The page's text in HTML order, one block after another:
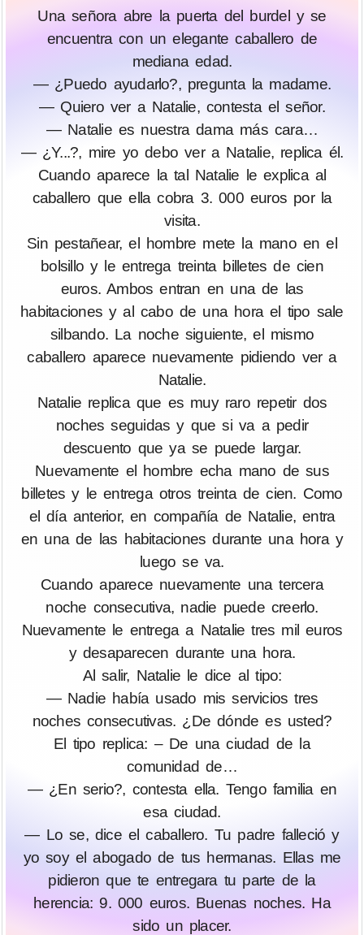
Una señora abre la puerta del burdel y se
encuentra con un elegante caballero de
mediana edad.
— ¿Puedo ayudarlo?, pregunta la madame.
— Quiero ver a Natalie, contesta el señor.
— Natalie es nuestra dama más cara…
— ¿Y...?, mire yo debo ver a Natalie, replica él.
Cuando aparece la tal Natalie le explica al
caballero que ella cobra 3. 000 euros por la
visita.
Sin pestañear, el hombre mete la mano en el
bolsillo y le entrega treinta billetes de cien
euros. Ambos entran en una de las
habitaciones y al cabo de una hora el tipo sale
silbando. La noche siguiente, el mismo
caballero aparece nuevamente pidiendo ver a
Natalie.
Natalie replica que es muy raro repetir dos
noches seguidas y que si va a pedir
descuento que ya se puede largar.
Nuevamente el hombre echa mano de sus
billetes y le entrega otros treinta de cien. Como
el día anterior, en compañía de Natalie, entra
en una de las habitaciones durante una hora y
luego se va.
Cuando aparece nuevamente una tercera
noche consecutiva, nadie puede creerlo.
Nuevamente le entrega a Natalie tres mil euros
y desaparecen durante una hora.
Al salir, Natalie le dice al tipo:
— Nadie había usado mis servicios tres
noches consecutivas. ¿De dónde es usted?
El tipo replica: – De una ciudad de la
comunidad de…
— ¿En serio?, contesta ella. Tengo familia en
esa ciudad.
— Lo se, dice el caballero. Tu padre falleció y
yo soy el abogado de tus hermanas. Ellas me
pidieron que te entregara tu parte de la
herencia: 9. 000 euros. Buenas noches. Ha
sido un placer.